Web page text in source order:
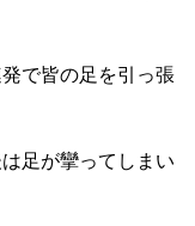
で皆の足を引っ張
足が攣ってしまい